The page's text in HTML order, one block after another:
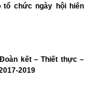
tổ chức ngày hội hiến
kết – Thiết thực –
2019